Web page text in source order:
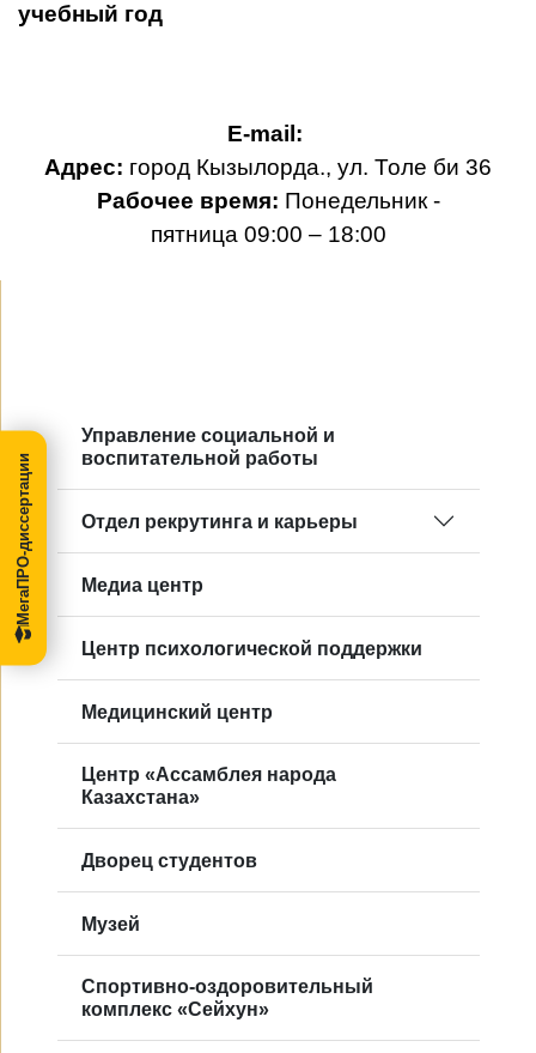
учебный год
E-mail:
Адрес: город Кызылорда., ул. Толе би 36
Рабочее время: Понедельник -
пятница 09:00 – 18:00
Управление социальной и
воспитательной работы
Отдел рекрутинга и карьеры
Mедиа центр
Центр психологической поддержки
Медицинский центр
Центр «Ассамблея народа
Казахстана»
Дворец студентов
Музей
Спортивно-оздоровительный
комплекс «Сейхун»
МегаПРО-диссертации